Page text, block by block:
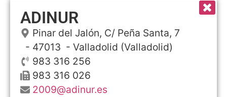
ADINUR
Pinar del Jalón, C/ Peña Santa, 7
- 47013 - Valladolid (Valladolid)
983 316 256
983 316 026
2009@adinur.es